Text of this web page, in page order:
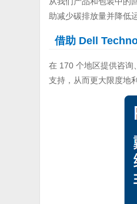
助减少碳排放量并降低
借助 Dell
在 170 个地区提供咨询
支持，从而更大限度地